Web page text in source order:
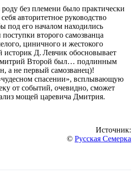
без племени было практически
авторитетное руководство
под его началом находились
второго самозванца
циничного и жестокого
Д. Левчик обосновывает
Второй был… подлинным
а не первый самозванец)!
спасении», всплывающую
от событий, очевидно, сможет
мощей царевича Дмитрия.
Источник:
© Русская Семерка